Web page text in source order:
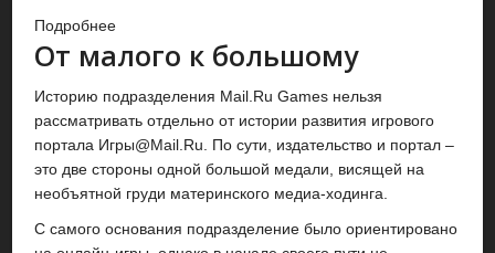
Подробнее
От малого к большому
Историю подразделения Mail.Ru Games нельзя
рассматривать отдельно от истории развития игрового
портала Игры@Mail.Ru. По сути, издательство и портал –
это две стороны одной большой медали, висящей на
необъятной груди материнского медиа-ходинга.
С самого основания подразделение было ориентировано